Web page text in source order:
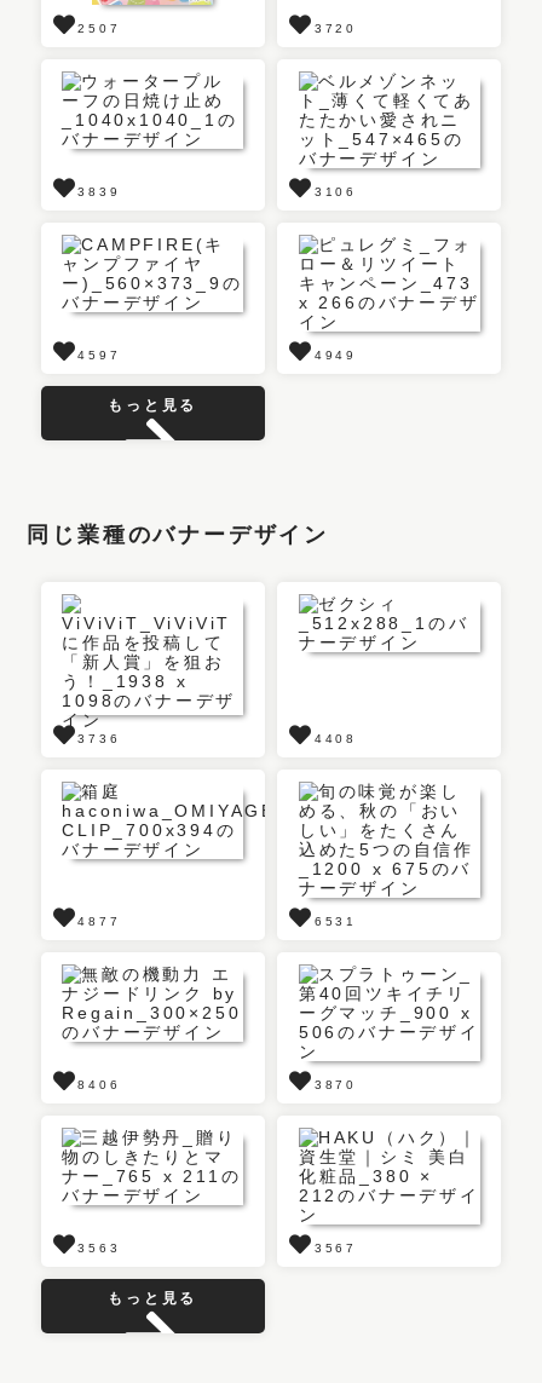
2507 3720
3839 3106
4597 4949
もっと見る
同じ業種のバナーデザイン
3736 4408
4877 6531
8406 3870
3563 3567
もっと見る